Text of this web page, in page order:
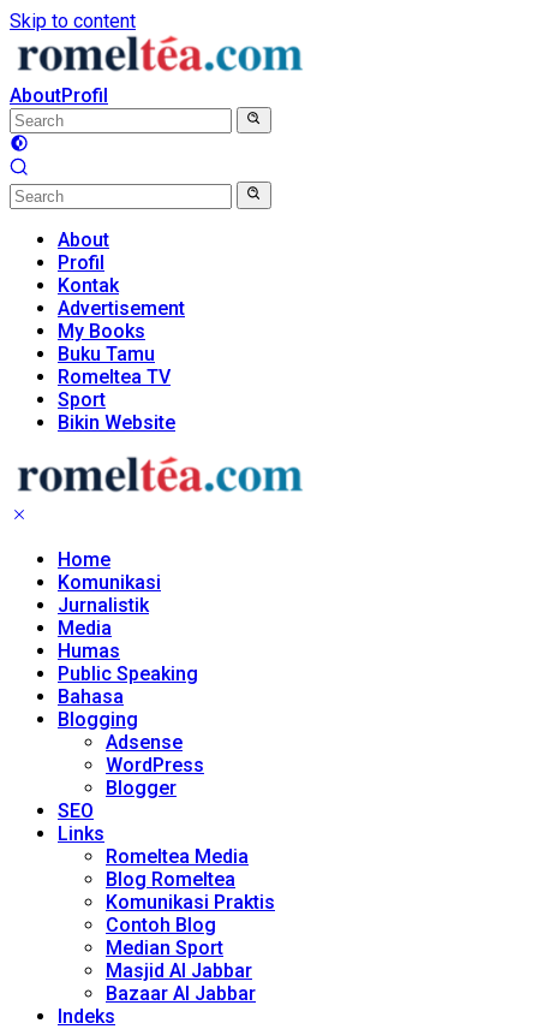
Skip to content
AboutProfil
About
Profil
Kontak
Advertisement
My Books
Buku Tamu
Romeltea TV
Sport
Bikin Website
Home
Komunikasi
Jurnalistik
Media
Humas
Public Speaking
Bahasa
Blogging
Adsense
WordPress
Blogger
SEO
Links
Romeltea Media
Blog Romeltea
Komunikasi Praktis
Contoh Blog
Median Sport
Masjid Al Jabbar
Bazaar Al Jabbar
Indeks